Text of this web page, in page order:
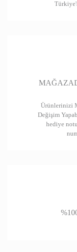
Ürünlerinizi
Değişim
hediye